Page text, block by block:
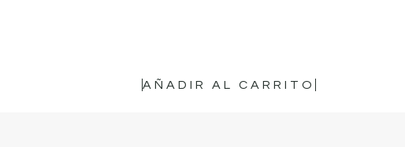
AÑADIR AL CARRITO